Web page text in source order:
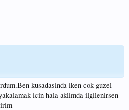
kusadasinda iken cok guzel
icin hala aklimda ilgilenirsen